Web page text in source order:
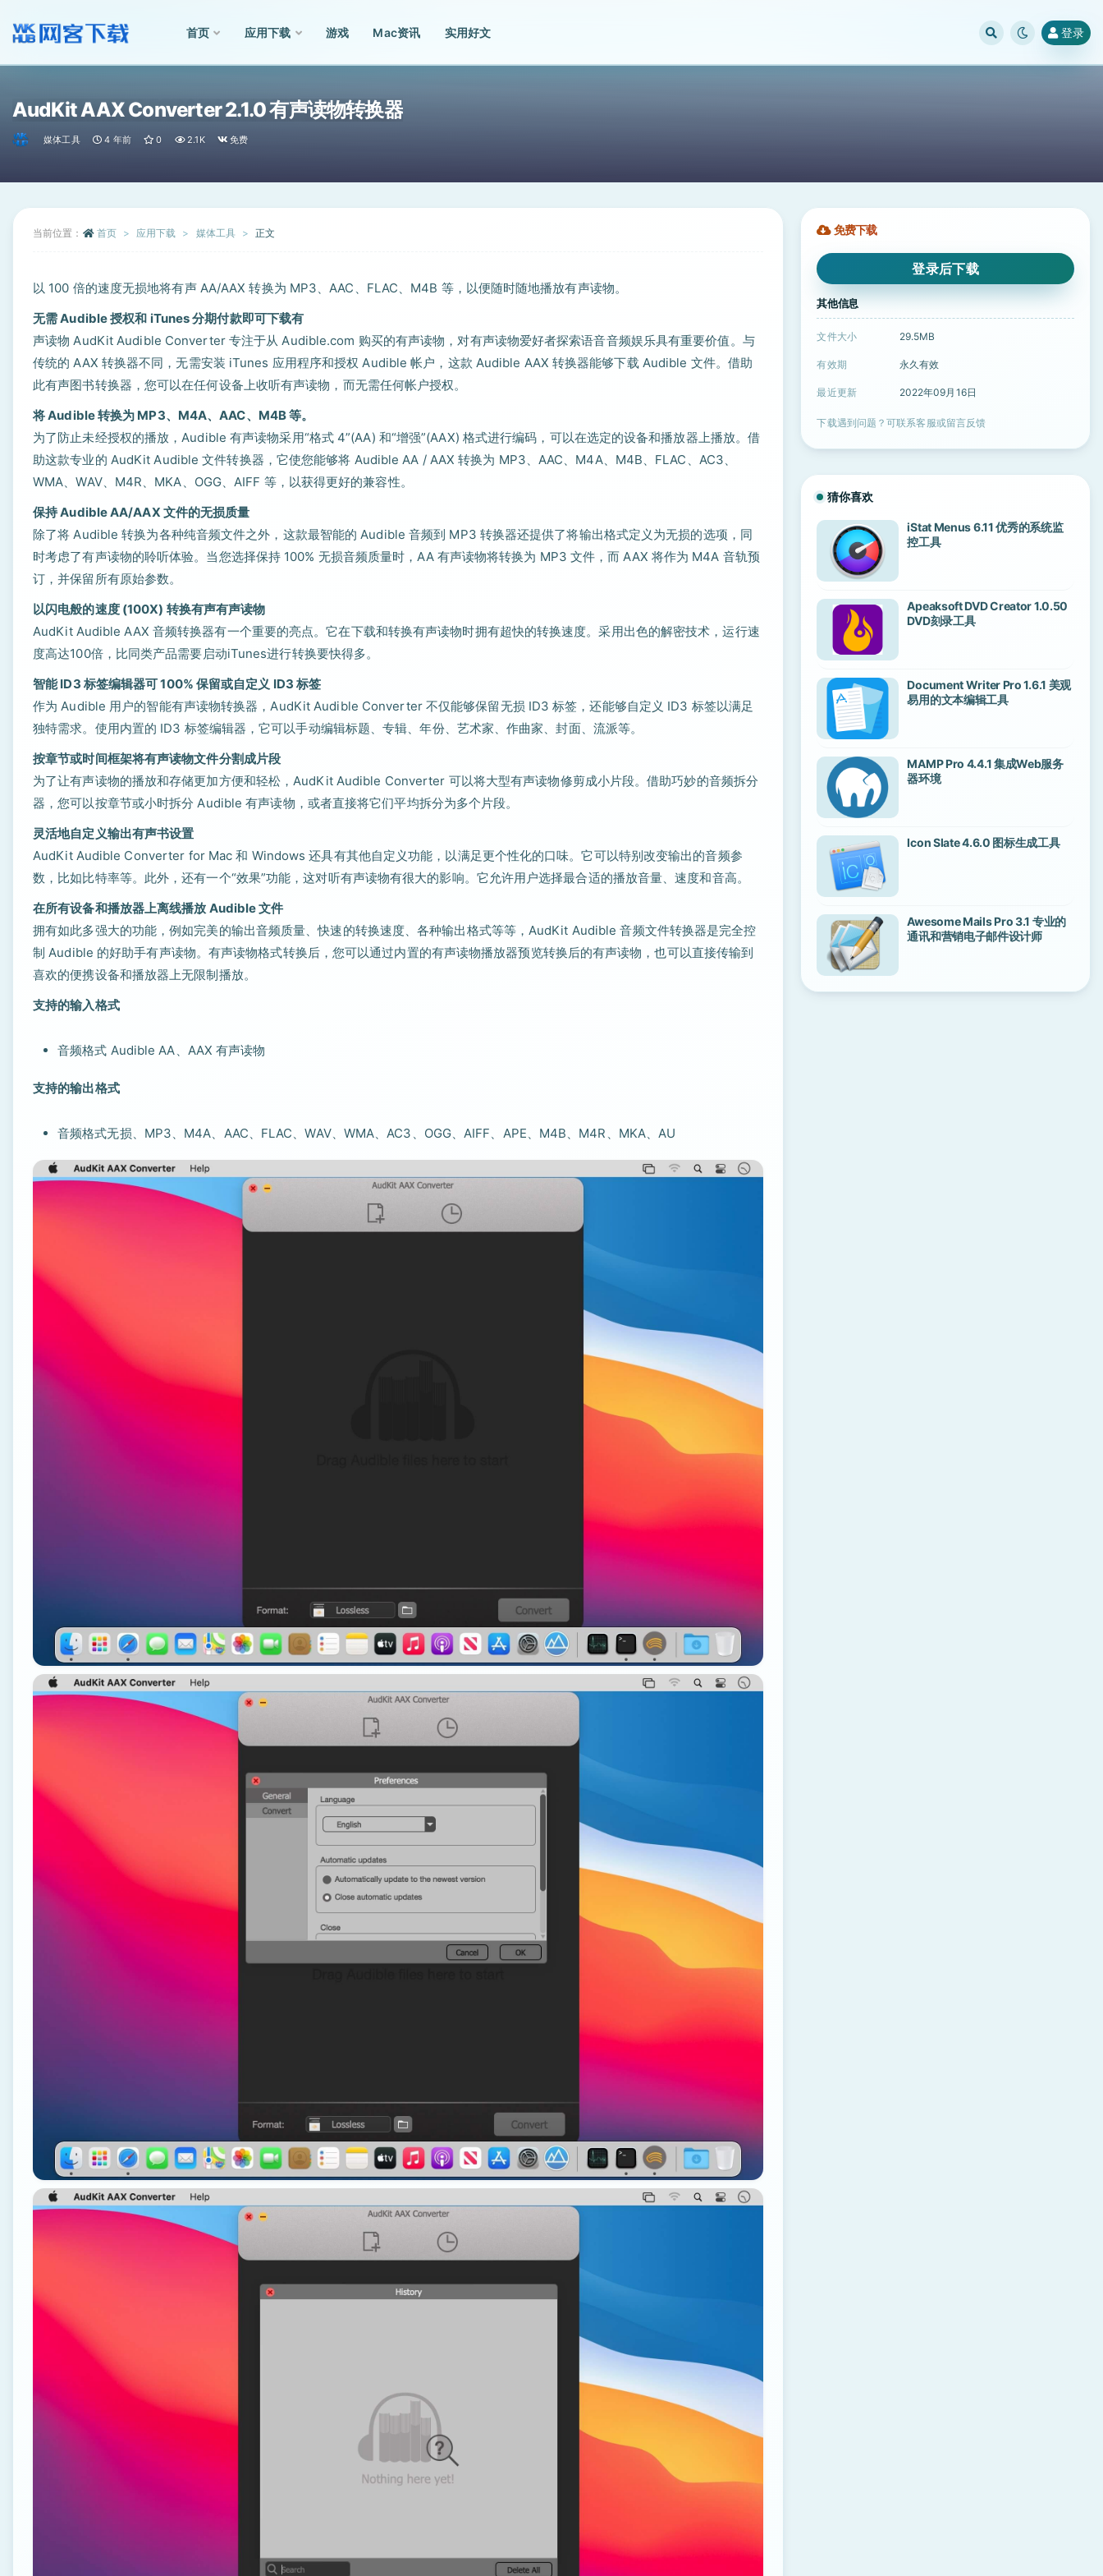
首页 应用下载 游戏 Mac资讯 实用好文 登录
AudKit AAX Converter 2.1.0 有声读物转换器
媒体工具 4 年前 0 2.1K 免费
当前位置： 首页 应用下载 媒体工具 正文
以 100 倍的速度无损地将有声 AA/AAX 转换为 MP3、AAC、FLAC、M4B 等，以便随时随地播放有声读物。
无需 Audible 授权和 iTunes 分期付款即可下载有
声读物 AudKit Audible Converter 专注于从 Audible.com 购买的有声读物，对有声读物爱好者探索语音音频娱乐具有重要价值。与
传统的 AAX 转换器不同，无需安装 iTunes 应用程序和授权 Audible 帐户，这款 Audible AAX 转换器能够下载 Audible 文件。借助
此有声图书转换器，您可以在任何设备上收听有声读物，而无需任何帐户授权。
将 Audible 转换为 MP3、M4A、AAC、M4B 等。
为了防止未经授权的播放，Audible 有声读物采用“格式 4”(AA) 和“增强”(AAX) 格式进行编码，可以在选定的设备和播放器上播放。借
助这款专业的 AudKit Audible 文件转换器，它使您能够将 Audible AA / AAX 转换为 MP3、AAC、M4A、M4B、FLAC、AC3、
WMA、WAV、M4R、MKA、OGG、AIFF 等，以获得更好的兼容性。
保持 Audible AA/AAX 文件的无损质量
除了将 Audible 转换为各种纯音频文件之外，这款最智能的 Audible 音频到 MP3 转换器还提供了将输出格式定义为无损的选项，同
时考虑了有声读物的聆听体验。当您选择保持 100% 无损音频质量时，AA 有声读物将转换为 MP3 文件，而 AAX 将作为 M4A 音轨预
订，并保留所有原始参数。
以闪电般的速度 (100X) 转换有声有声读物
AudKit Audible AAX 音频转换器有一个重要的亮点。它在下载和转换有声读物时拥有超快的转换速度。采用出色的解密技术，运行速
度高达100倍，比同类产品需要启动iTunes进行转换要快得多。
智能 ID3 标签编辑器可 100% 保留或自定义 ID3 标签
作为 Audible 用户的智能有声读物转换器，AudKit Audible Converter 不仅能够保留无损 ID3 标签，还能够自定义 ID3 标签以满足
独特需求。使用内置的 ID3 标签编辑器，它可以手动编辑标题、专辑、年份、艺术家、作曲家、封面、流派等。
按章节或时间框架将有声读物文件分割成片段
为了让有声读物的播放和存储更加方便和轻松，AudKit Audible Converter 可以将大型有声读物修剪成小片段。借助巧妙的音频拆分
器，您可以按章节或小时拆分 Audible 有声读物，或者直接将它们平均拆分为多个片段。
灵活地自定义输出有声书设置
AudKit Audible Converter for Mac 和 Windows 还具有其他自定义功能，以满足更个性化的口味。它可以特别改变输出的音频参
数，比如比特率等。此外，还有一个“效果”功能，这对听有声读物有很大的影响。它允许用户选择最合适的播放音量、速度和音高。
在所有设备和播放器上离线播放 Audible 文件
拥有如此多强大的功能，例如完美的输出音频质量、快速的转换速度、各种输出格式等等，AudKit Audible 音频文件转换器是完全控
制 Audible 的好助手有声读物。有声读物格式转换后，您可以通过内置的有声读物播放器预览转换后的有声读物，也可以直接传输到
喜欢的便携设备和播放器上无限制播放。
支持的输入格式
音频格式 Audible AA、AAX 有声读物
支持的输出格式
音频格式无损、MP3、M4A、AAC、FLAC、WAV、WMA、AC3、OGG、AIFF、APE、M4B、M4R、MKA、AU
免费下载
登录后下载
其他信息
文件大小 29.5MB
有效期 永久有效
最近更新 2022年09月16日
下载遇到问题？可联系客服或留言反馈
猜你喜欢
iStat Menus 6.11 优秀的系统监
控工具
Apeaksoft DVD Creator 1.0.50
DVD刻录工具
Document Writer Pro 1.6.1 美观
易用的文本编辑工具
MAMP Pro 4.4.1 集成Web服务
器环境
Icon Slate 4.6.0 图标生成工具
Awesome Mails Pro 3.1 专业的
通讯和营销电子邮件设计师